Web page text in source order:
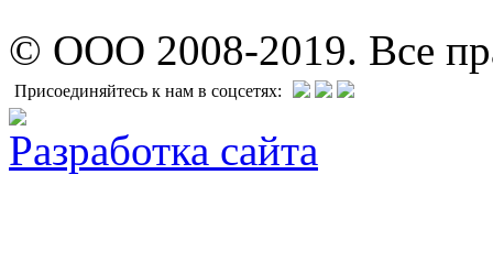
© ООО 2008-2019. Все
Присоединяйтесь к нам в соцсетях:
Разработка сайта